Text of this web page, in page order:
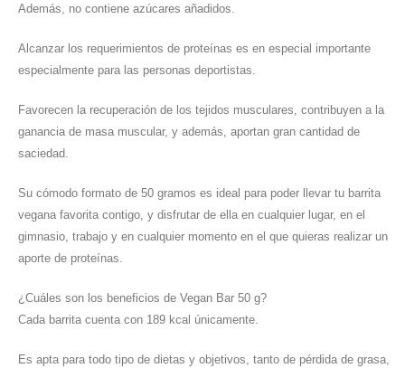
Además, no contiene azúcares añadidos.
Alcanzar los requerimientos de proteínas es en especial importante
especialmente para las personas deportistas.
Favorecen la recuperación de los tejidos musculares, contribuyen a la
ganancia de masa muscular, y además, aportan gran cantidad de
saciedad.
Su cómodo formato de 50 gramos es ideal para poder llevar tu barrita
vegana favorita contigo, y disfrutar de ella en cualquier lugar, en el
gimnasio, trabajo y en cualquier momento en el que quieras realizar un
aporte de proteínas.
¿Cuáles son los beneficios de Vegan Bar 50 g?
Cada barrita cuenta con 189 kcal únicamente.
Es apta para todo tipo de dietas y objetivos, tanto de pérdida de grasa,